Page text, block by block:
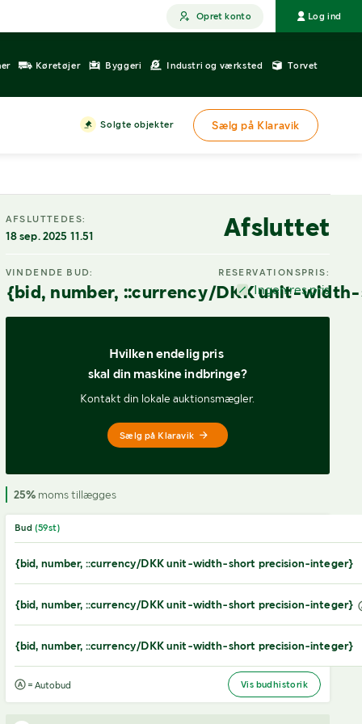
Opret konto Log ind
Køretøjer Byggeri Industri og værksted Torvet
Solgte objekter Sælg på Klaravik
AFSLUTTEDES:
18 sep. 2025 11.51 Afsluttet
VINDENDE BUD:
{bid, number, ::currency/DKK unit-
RESERVATIONSPRIS:
Ingen res.pris
Hvilken endelig pris
skal din maskine indbringe?
Kontakt din lokale auktionsmægler.
Sælg på Klaravik
25%moms tillægges
Bud (59st)
{bid, number, ::currency/DKK unit-width-short precision-integer}
{bid, number, ::currency/DKK unit-width-short precision-integer}
{bid, number, ::currency/DKK unit-width-short precision-integer}
= Autobud Vis budhistorik